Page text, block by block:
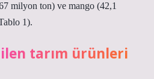
milyon ton) ve mango (42,1
1).
tarım ürünleri